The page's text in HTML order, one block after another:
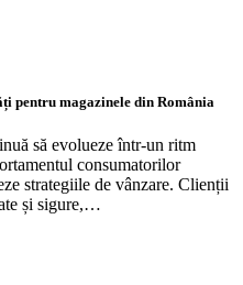
pentru magazinele din România
să evolueze într-un ritm
consumatorilor
strategiile de vânzare. Clienții
și sigure,…